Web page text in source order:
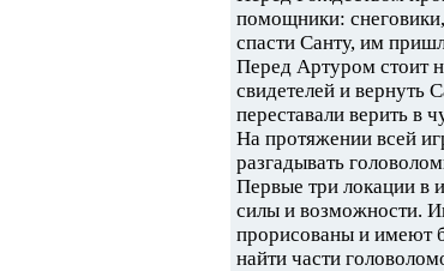
помощники:
спасти Санту, им
Перед Артуром стоит
свидетелей и вернуть
переставали верить в
На протяжении всей
разгадывать
Первые три локации в
силы и возможности.
прорисованы и имеют
найти части